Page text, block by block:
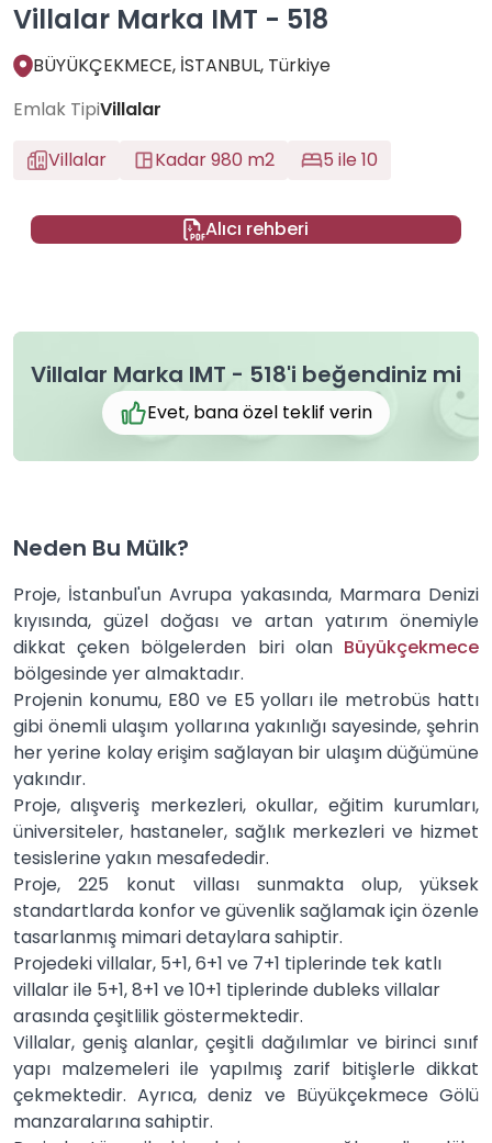
Villalar Marka IMT - 518
BÜYÜKÇEKMECE, İSTANBUL, Türkiye
Emlak TipiVillalar
Villalar
Kadar 980 m2 5 ile 10
Alıcı rehberi
Villalar Marka IMT - 518'i beğendiniz mi
Evet, bana özel teklif verin
Neden Bu Mülk?
Proje, İstanbul'un Avrupa yakasında, Marmara Denizi
kıyısında, güzel doğası ve artan yatırım önemiyle
dikkat çeken bölgelerden biri olan Büyükçekmece
bölgesinde yer almaktadır.
Projenin konumu, E80 ve E5 yolları ile metrobüs hattı
gibi önemli ulaşım yollarına yakınlığı sayesinde, şehrin
her yerine kolay erişim sağlayan bir ulaşım düğümüne
yakındır.
Proje, alışveriş merkezleri, okullar, eğitim kurumları,
üniversiteler, hastaneler, sağlık merkezleri ve hizmet
tesislerine yakın mesafededir.
Proje, 225 konut villası sunmakta olup, yüksek
standartlarda konfor ve güvenlik sağlamak için özenle
tasarlanmış mimari detaylara sahiptir.
Projedeki villalar, 5+1, 6+1 ve 7+1 tiplerinde tek katlı
villalar ile 5+1, 8+1 ve 10+1 tiplerinde dubleks villalar
arasında çeşitlilik göstermektedir.
Villalar, geniş alanlar, çeşitli dağılımlar ve birinci sınıf
yapı malzemeleri ile yapılmış zarif bitişlerle dikkat
çekmektedir. Ayrıca, deniz ve Büyükçekmece Gölü
manzaralarına sahiptir.